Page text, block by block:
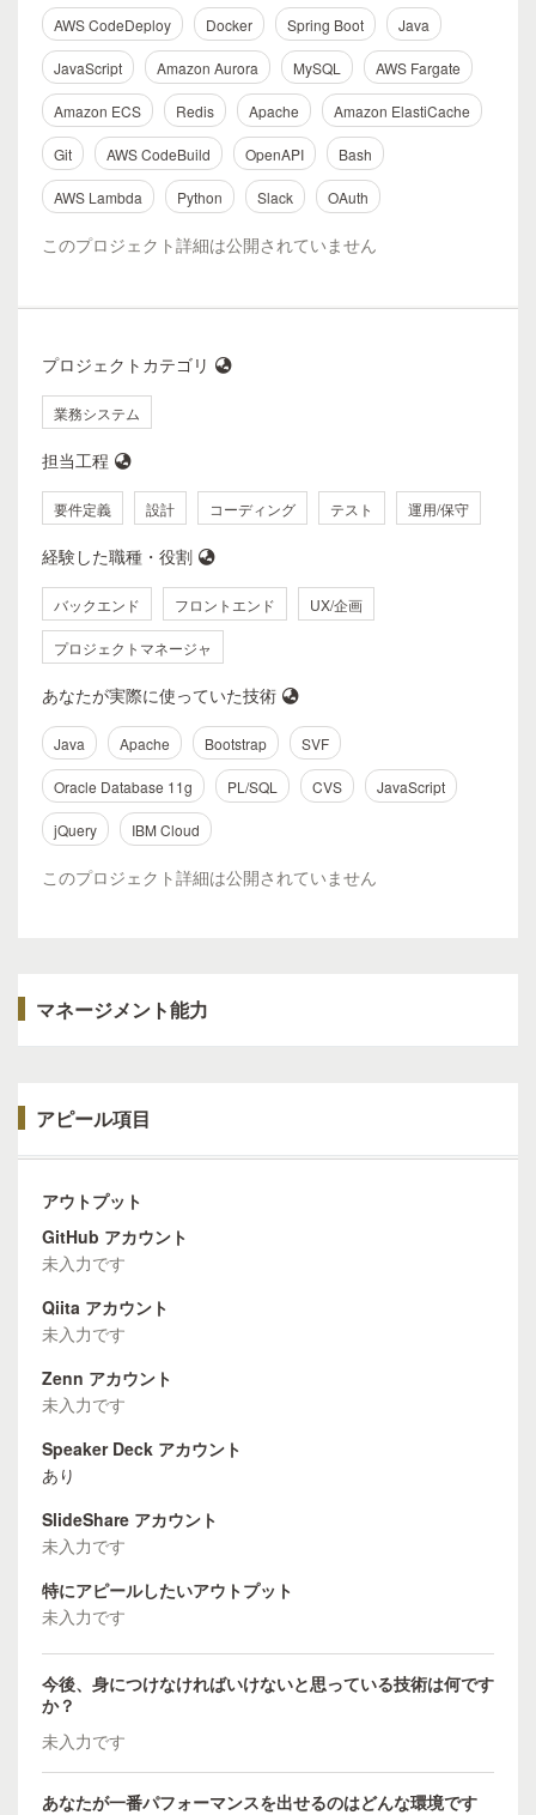
AWS CodeDeploy Docker Spring Boot Java
JavaScript Amazon Aurora MySQL AWS Fargate
Amazon ECS Redis Apache Amazon ElastiCache
Git AWS CodeBuild OpenAPI Bash
AWS Lambda Python Slack OAuth
このプロジェクト詳細は公開されていません
プロジェクトカテゴリ
業務システム
担当工程
要件定義 設計 コーディング テスト 運用/保守
経験した職種・役割
バックエンド フロントエンド UX/企画
プロジェクトマネージャ
あなたが実際に使っていた技術
Java Apache Bootstrap SVF
Oracle Database 11g PL/SQL CVS JavaScript
jQuery IBM Cloud
このプロジェクト詳細は公開されていません
マネージメント能力
アピール項目
アウトプット
GitHub アカウント
未入力です
Qiita アカウント
未入力です
Zenn アカウント
未入力です
Speaker Deck アカウント
あり
SlideShare アカウント
未入力です
特にアピールしたいアウトプット
未入力です
今後、身につけなければいけないと思っている技術は何です
か？
未入力です
あなたが一番パフォーマンスを出せるのはどんな環境です